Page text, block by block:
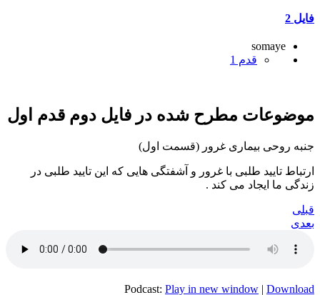
فایل 2
somaye
قدم 1
موضوعات مطرح شده در فایل دوم قدم اول
جنبه روحی بیماری غرور (قسمت اول)
ارتباط تایید طلبی با غرور و آشفتگی هایی که این تایید طلبی در
زندگی ما ایجاد می کند .
قبلی
بعدی
Podcast: Play in new window | Download